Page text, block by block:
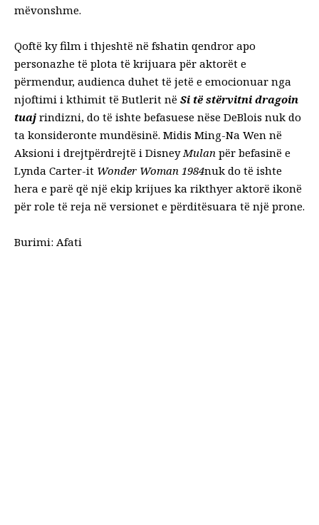
mëvonshme.
Qoftë ky film i thjeshtë në fshatin qendror apo
personazhe të plota të krijuara për aktorët e
përmendur, audienca duhet të jetë e emocionuar nga
njoftimi i kthimit të Butlerit në Si të stërvitni dragoin
tuaj rindizni, do të ishte befasuese nëse DeBlois nuk do
ta konsideronte mundësinë. Midis Ming-Na Wen në
Aksioni i drejtpërdrejtë i Disney Mulan për befasinë e
Lynda Carter-it Wonder Woman 1984nuk do të ishte
hera e parë që një ekip krijues ka rikthyer aktorë ikonë
për role të reja në versionet e përditësuara të një prone.
Burimi: Afati